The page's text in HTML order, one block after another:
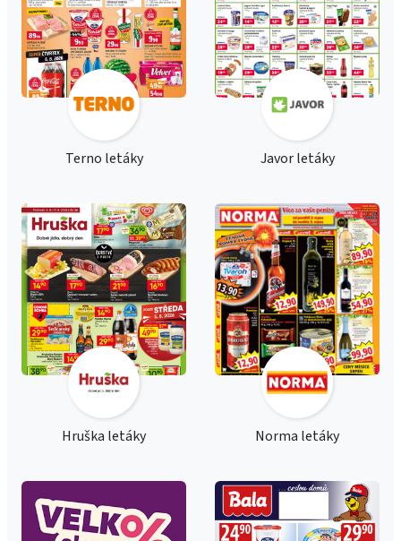
Terno letáky Javor letáky
Hruška letáky Norma letáky